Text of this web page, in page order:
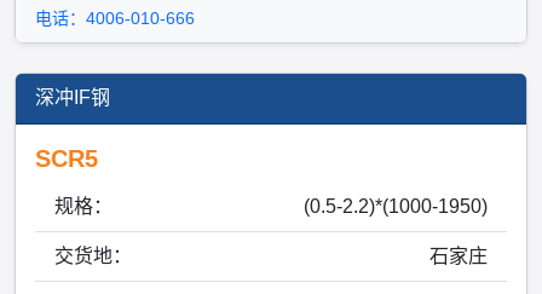
电话：4006-010-666
深冲IF钢
SCR5
规格： (0.5-2.2)*(1000-1950)
交货地： 石家庄